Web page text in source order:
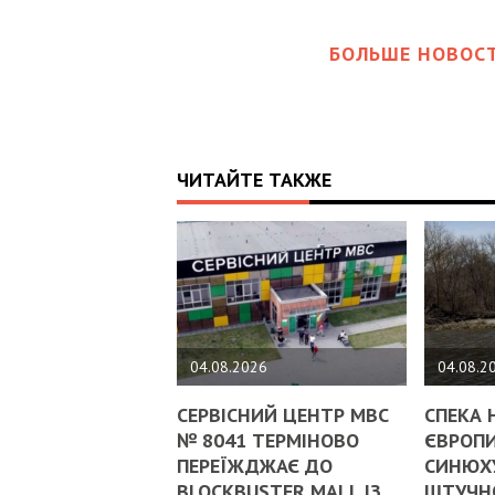
БОЛЬШЕ
ЧИТАЙТЕ ТАКЖЕ
04.08.2026
СЕРВІСНИЙ ЦЕНТР МВС
№ 8041 ТЕРМІНОВО
ПЕРЕЇЖДЖАЄ ДО
СПЕКА